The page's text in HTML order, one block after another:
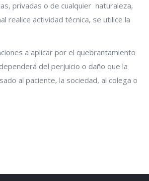
privadas o de cualquier naturaleza,
realice actividad técnica, se utilice la
a aplicar por el quebrantamiento
del perjuicio o daño que la
al paciente, la sociedad, al colega o